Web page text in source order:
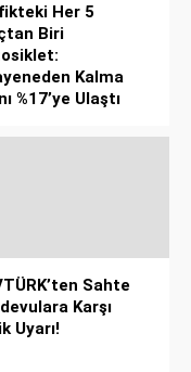
Her 5
Biri
Kalma
%17’ye Ulaştı
Sahte
Karşı
Uyarı!